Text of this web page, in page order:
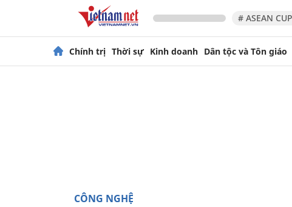
# ASEAN
Chính trị Thời sự Kinh doanh Dân tộc và Tôn giáo
CÔNG NGHỆ